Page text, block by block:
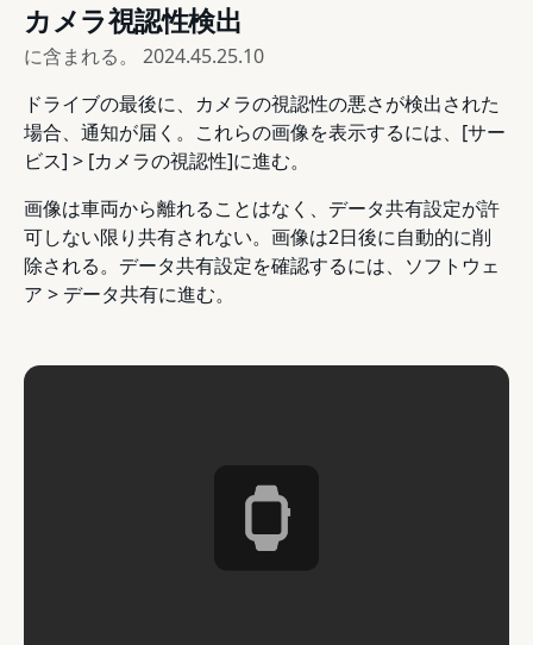
カメラ視認性検出
に含まれる。 2024.45.25.10
ドライブの最後に、カメラの視認性の悪さが検出された
場合、通知が届く。これらの画像を表示するには、[サー
ビス] > [カメラの視認性]に進む。
画像は車両から離れることはなく、データ共有設定が許
可しない限り共有されない。画像は2日後に自動的に削
除される。データ共有設定を確認するには、ソフトウェ
ア > データ共有に進む。